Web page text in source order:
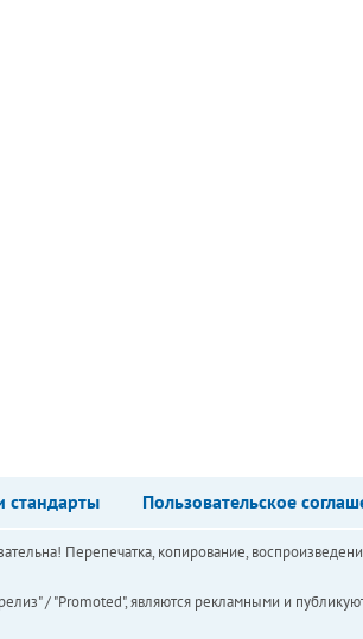
стандарты Пользовательское
Перепечатка, копирование,
/ "Promoted", являются рекламными и